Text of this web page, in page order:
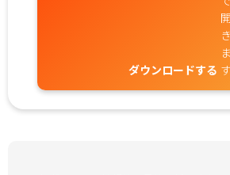
ダウンロードする